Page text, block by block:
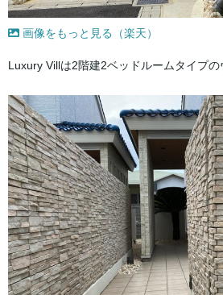
画像をもっと見る（楽天）
Luxury Villは2階建2ベッドルームタイプの